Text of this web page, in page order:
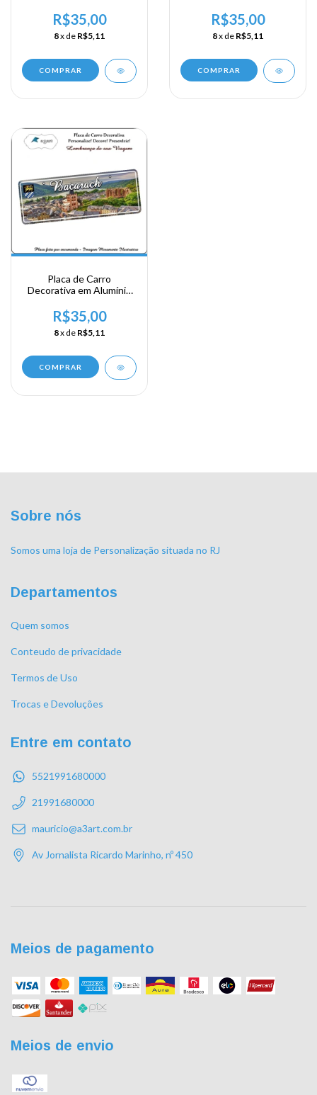
Viagem a Alemanha -
Germanu Berlin
R$35,00
8x de R$5,11
COMPRAR
Viagem a Alemanha -
Bavaria
R$35,00
8x de R$5,11
COMPRAR
Placa de Carro
Decorativa em Alumínio
Viagem a Alemanha -
Bacarach
R$35,00
8x de R$5,11
COMPRAR
Sobre nós
Somos uma loja de Personalização situada no RJ
Departamentos
Quem somos
Conteudo de privacidade
Termos de Uso
Trocas e Devoluções
Entre em contato
5521991680000
21991680000
mauricio@a3art.com.br
Av Jornalista Ricardo Marinho, nº 450
Meios de pagamento
Meios de envio